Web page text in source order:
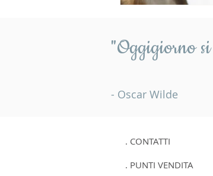
"Oggigiorno
- Oscar Wilde
. CONTATTI
. PUNTI VENDITA